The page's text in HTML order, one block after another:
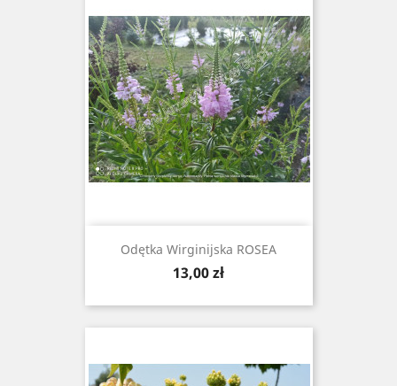
Odętka Wirginijska ROSEA
Cena
13,00 zł